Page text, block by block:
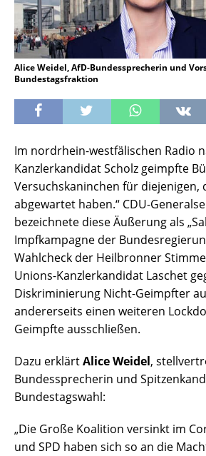
Alice Weidel, AfD-Bundessprecherin und
Bundestagsfraktion
Im nordrhein-westfälischen Radio
Kanzlerkandidat Scholz geimpfte
Versuchskaninchen für diejenigen,
abgewartet haben.“ CDU-
bezeichnete diese Äußerung als
Impfkampagne der
Wahlcheck der Heilbronner
Unions-Kanzlerkandidat Laschet
Diskriminierung Nicht-Geimpfter
andererseits einen weiteren
Geimpfte ausschließen.
Dazu erklärtAlice Weidel,
Bundessprecherin und
Bundestagswahl:
„Die Große Koalition versinkt im
und SPD haben sich so an die